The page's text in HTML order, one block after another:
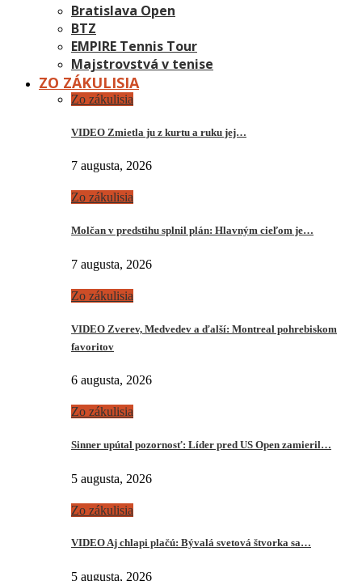
Bratislava Open
BTZ
EMPIRE Tennis Tour
Majstrovstvá v tenise
ZO ZÁKULISIA
Zo zákulisia
VIDEO Zmietla ju z kurtu a ruku jej…
7 augusta, 2026
Zo zákulisia
Molčan v predstihu splnil plán: Hlavným cieľom je…
7 augusta, 2026
Zo zákulisia
VIDEO Zverev, Medvedev a ďalší: Montreal pohrebiskom
favoritov
6 augusta, 2026
Zo zákulisia
Sinner upútal pozornosť: Líder pred US Open zamieril…
5 augusta, 2026
Zo zákulisia
VIDEO Aj chlapi plačú: Bývalá svetová štvorka sa…
5 augusta, 2026